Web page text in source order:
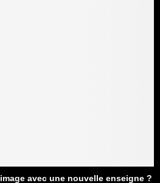
avec une nouvelle enseigne ?